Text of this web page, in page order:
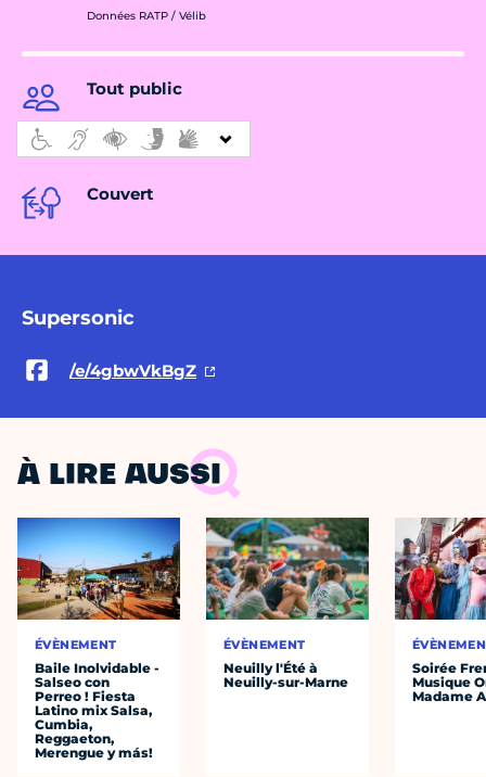
Données RATP / Vélib
Tout public
Couvert
Supersonic
/e/4gbwVkBgZ
À LIRE AUSSI
ÉVÈNEMENT
Baile Inolvidable -
Salseo con
Perreo ! Fiesta
Latino mix Salsa,
Cumbia,
Reggaeton,
Merengue y más!
ÉVÈNEMENT
Neuilly l'Été à
Neuilly-sur-Marne
Soirée
Musique
Madame